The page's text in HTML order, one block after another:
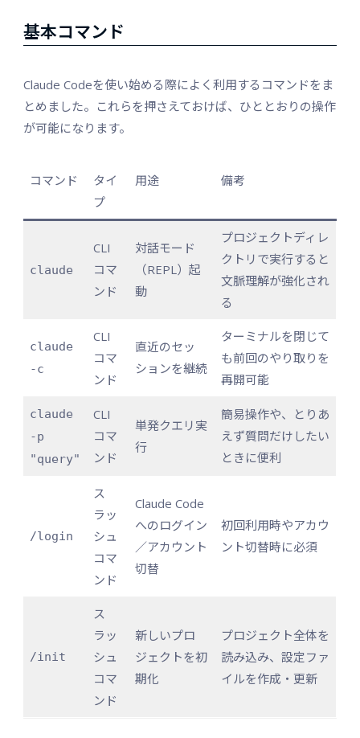
基本コマンド
Claude Codeを使い始める際によく利用するコマンドをま
とめました。これらを押さえておけば、ひととおりの操作
が可能になります。
コマンド
タイ
プ
用途 備考
claude
CLI
コマ
ンド
対話モード
（REPL）起
動
プロジェクトディレ
クトリで実行すると
文脈理解が強化され
る
claude
-c
CLI
コマ
ンド
直近のセッ
ションを継続
ターミナルを閉じて
も前回のやり取りを
再開可能
claude
-p
"query"
CLI
コマ
ンド
単発クエリ実
行
簡易操作や、とりあ
えず質問だけしたい
ときに便利
/login
ス
ラッ
シュ
コマ
ンド
Claude Code
へのログイン
／アカウント
切替
初回利用時やアカウ
ント切替時に必須
/init
ス
ラッ
シュ
コマ
ンド
新しいプロ
ジェクトを初
期化
プロジェクト全体を
読み込み、設定ファ
イルを作成・更新